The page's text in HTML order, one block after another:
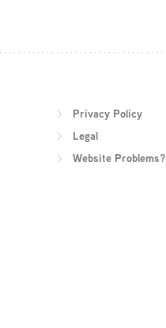
Privacy Policy
Legal
Website Problems?